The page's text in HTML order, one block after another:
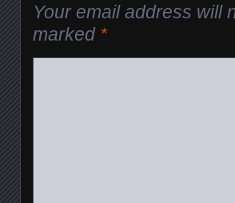
Your email address will
marked *